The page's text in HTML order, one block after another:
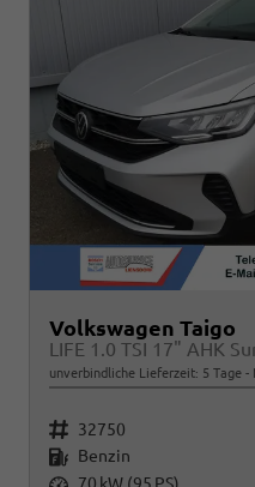
Volkswagen Taigo
LIFE 1.0 TSI 17" AHK
unverbindliche Lieferzeit: 5 Tage
Fahrzeugnr. 32750
Kraftstoff Benzin
Leistung